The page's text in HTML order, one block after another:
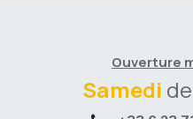
Ouverture
Samedi de